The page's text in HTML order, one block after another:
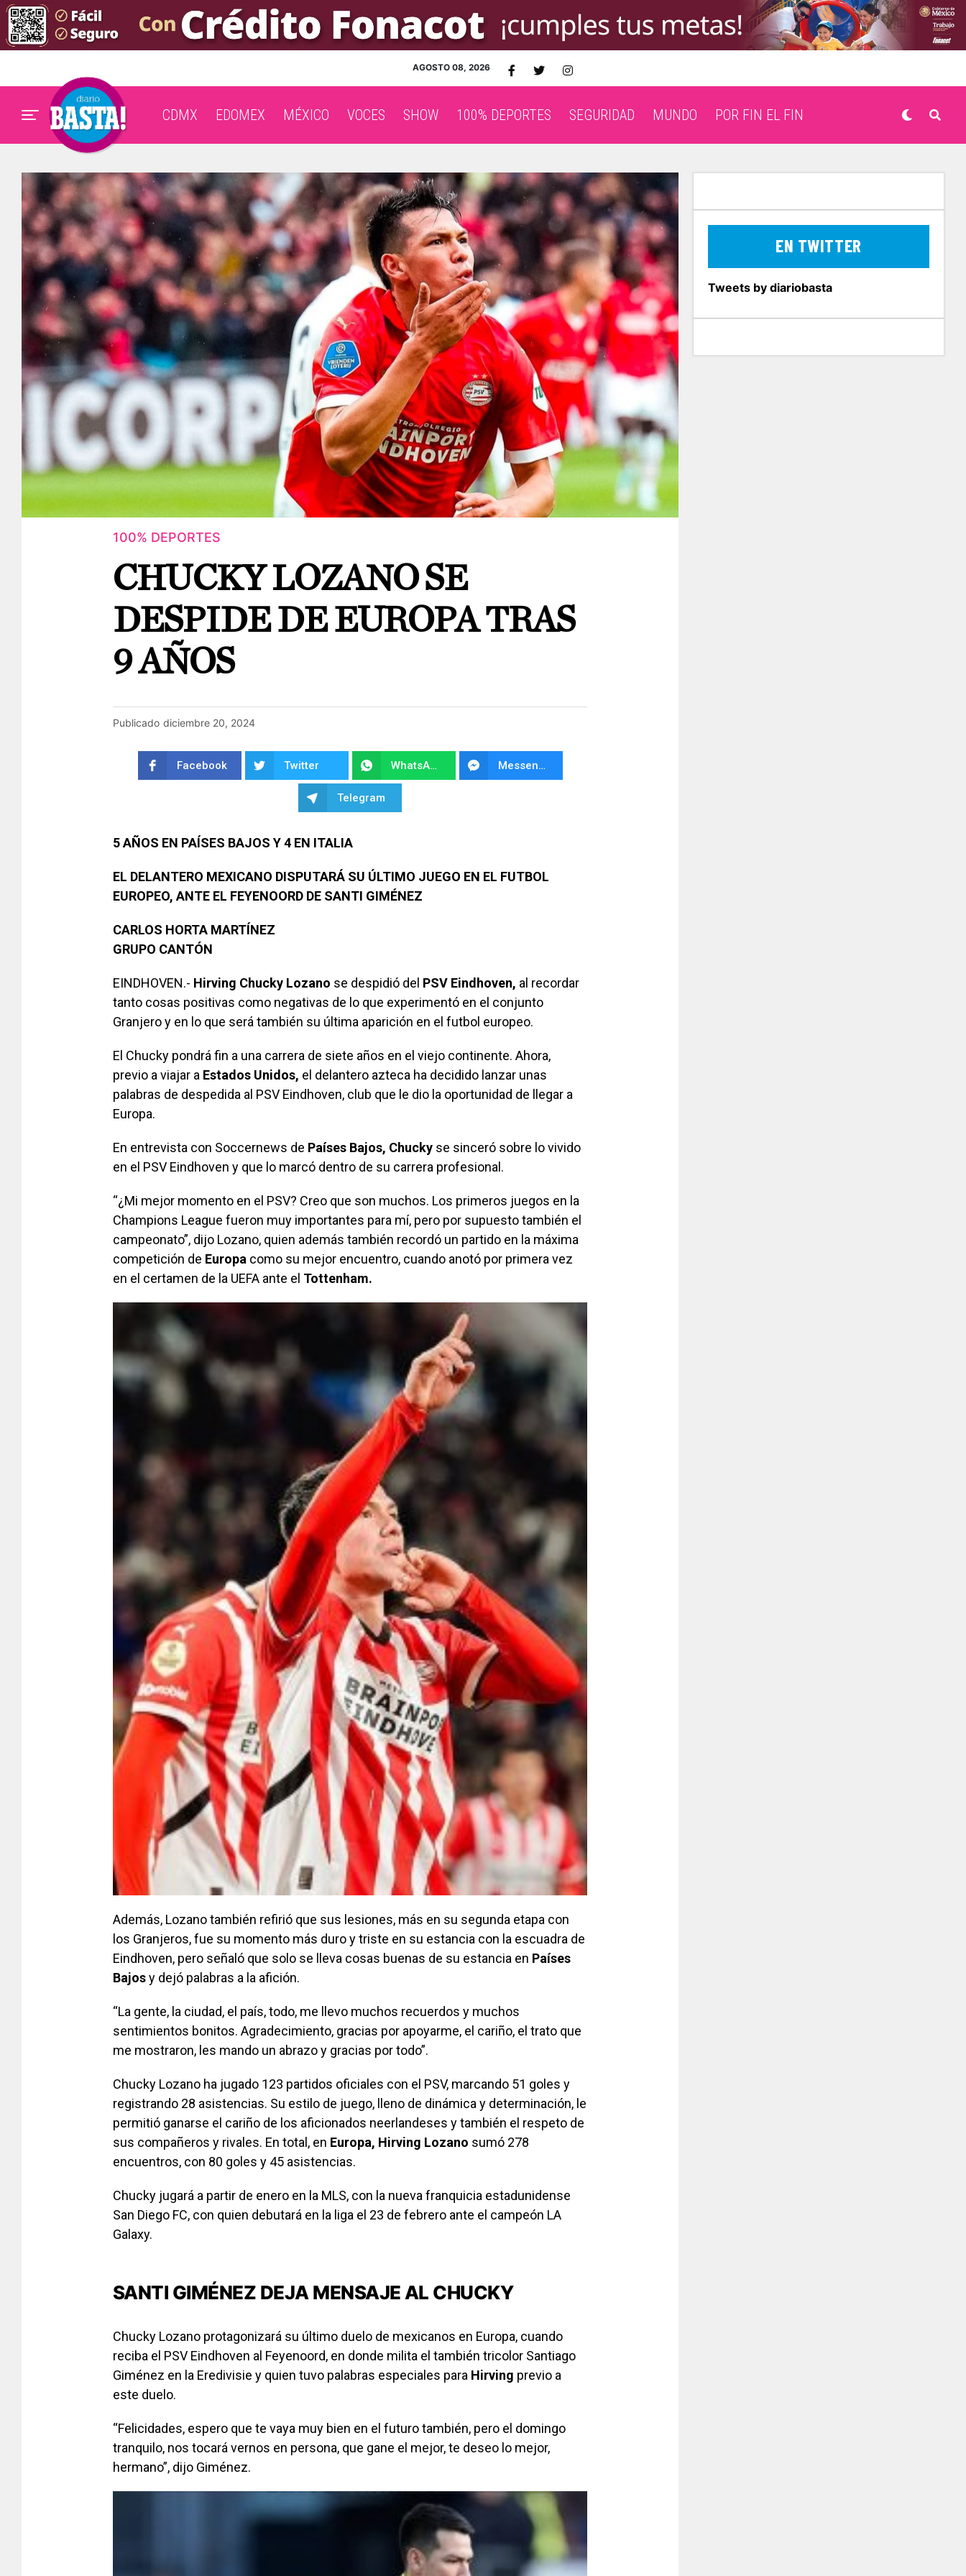
AGOSTO 08, 2026
CDMX EDOMEX MÉXICO VOCES SHOW 100% DEPORTES SEGURIDAD MUNDO POR FIN EL FIN
100% DEPORTES
CHUCKY LOZANO SE
DESPIDE DE EUROPA TRAS
9 AÑOS
Publicado diciembre 20, 2024
Facebook Twitter WhatsApp Messenger
Telegram
5 AÑOS EN PAÍSES BAJOS Y 4 EN ITALIA
EL DELANTERO MEXICANO DISPUTARÁ SU ÚLTIMO JUEGO EN EL FUTBOL
EUROPEO, ANTE EL FEYENOORD DE SANTI GIMÉNEZ
CARLOS HORTA MARTÍNEZ
GRUPO CANTÓN
EINDHOVEN.- Hirving Chucky Lozano se despidió del PSV Eindhoven, al recordar
tanto cosas positivas como negativas de lo que experimentó en el conjunto
Granjero y en lo que será también su última aparición en el futbol europeo.
El Chucky pondrá fin a una carrera de siete años en el viejo continente. Ahora,
previo a viajar a Estados Unidos, el delantero azteca ha decidido lanzar unas
palabras de despedida al PSV Eindhoven, club que le dio la oportunidad de llegar a
Europa.
En entrevista con Soccernews de Países Bajos, Chucky se sinceró sobre lo vivido
en el PSV Eindhoven y que lo marcó dentro de su carrera profesional.
“¿Mi mejor momento en el PSV? Creo que son muchos. Los primeros juegos en la
Champions League fueron muy importantes para mí, pero por supuesto también el
campeonato”, dijo Lozano, quien además también recordó un partido en la máxima
competición de Europa como su mejor encuentro, cuando anotó por primera vez
en el certamen de la UEFA ante el Tottenham.
Además, Lozano también refirió que sus lesiones, más en su segunda etapa con
los Granjeros, fue su momento más duro y triste en su estancia con la escuadra de
Eindhoven, pero señaló que solo se lleva cosas buenas de su estancia en Países
Bajosy dejó palabras a la afición.
“La gente, la ciudad, el país, todo, me llevo muchos recuerdos y muchos
sentimientos bonitos. Agradecimiento, gracias por apoyarme, el cariño, el trato que
me mostraron, les mando un abrazo y gracias por todo”.
Chucky Lozano ha jugado 123 partidos oficiales con el PSV, marcando 51 goles y
registrando 28 asistencias. Su estilo de juego, lleno de dinámica y determinación, le
permitió ganarse el cariño de los aficionados neerlandeses y también el respeto de
sus compañeros y rivales. En total, en Europa, Hirving Lozano sumó 278
encuentros, con 80 goles y 45 asistencias.
Chucky jugará a partir de enero en la MLS, con la nueva franquicia estadunidense
San Diego FC, con quien debutará en la liga el 23 de febrero ante el campeón LA
Galaxy.
SANTI GIMÉNEZ DEJA MENSAJE AL CHUCKY
Chucky Lozano protagonizará su último duelo de mexicanos en Europa, cuando
reciba el PSV Eindhoven al Feyenoord, en donde milita el también tricolor Santiago
Giménez en la Eredivisie y quien tuvo palabras especiales para Hirving previo a
este duelo.
“Felicidades, espero que te vaya muy bien en el futuro también, pero el domingo
tranquilo, nos tocará vernos en persona, que gane el mejor, te deseo lo mejor,
hermano”, dijo Giménez.
EN TWITTER
Tweets by diariobasta